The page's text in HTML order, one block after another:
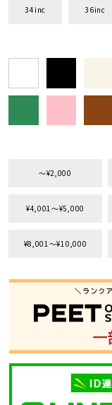
34inc 36inc
〜¥2,000
¥4,001〜¥5,000
¥8,001〜¥10,000